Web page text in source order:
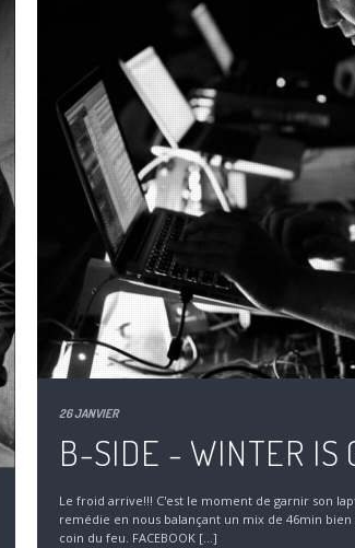
26 JANVIER
B-SIDE - WINTER IS
Le froid arrive!!! C'est le moment de garnir son
remédie en nous balançant un mix de 46min
coin du feu. FACEBOOK [...]